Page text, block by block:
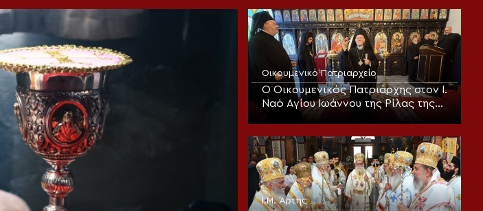
Οικουμενικό Πατριαρχείο
Ο Οικουμενικός Πατριάρχης στον I.
Ναό Αγίου Ιωάννου της Ρίλας της
Βουλγαροφώνου Κοινότητος για
Ι.Μ. Άρτης